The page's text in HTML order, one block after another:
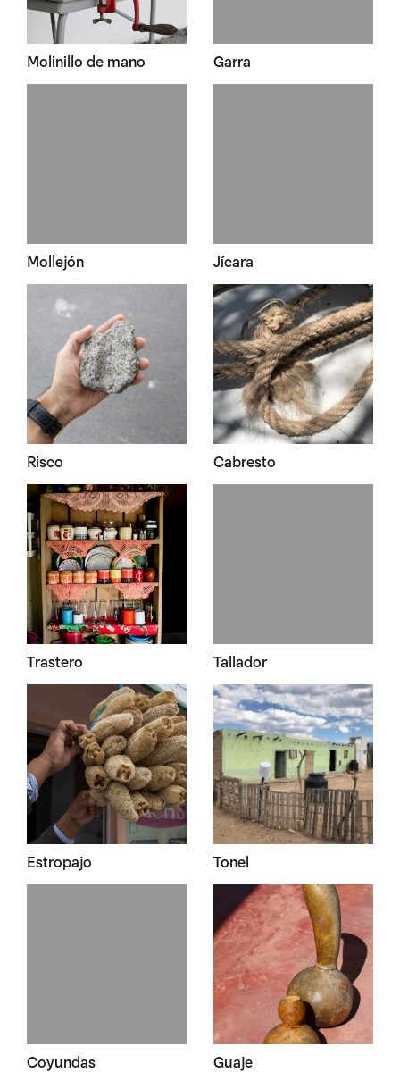
Molinillo de mano Garra
Mollejón Jícara
Risco Cabresto
Trastero Tallador
Estropajo Tonel
Coyundas Guaje